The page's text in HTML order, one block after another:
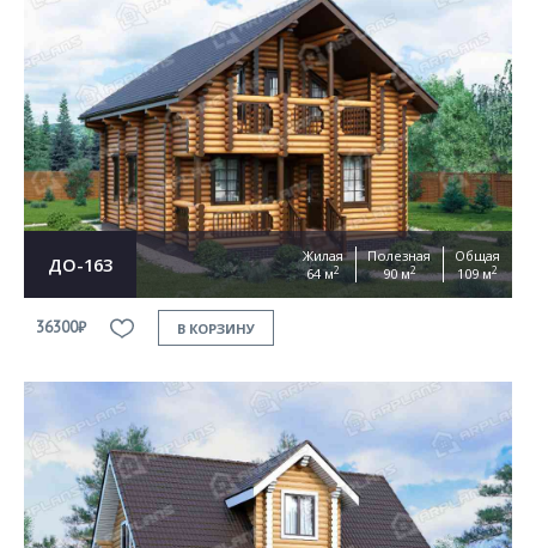
ДО-163
Жилая
64 м2
Полезная
90 м2
Общая
109 м2
36300₽ В КОРЗИНУ